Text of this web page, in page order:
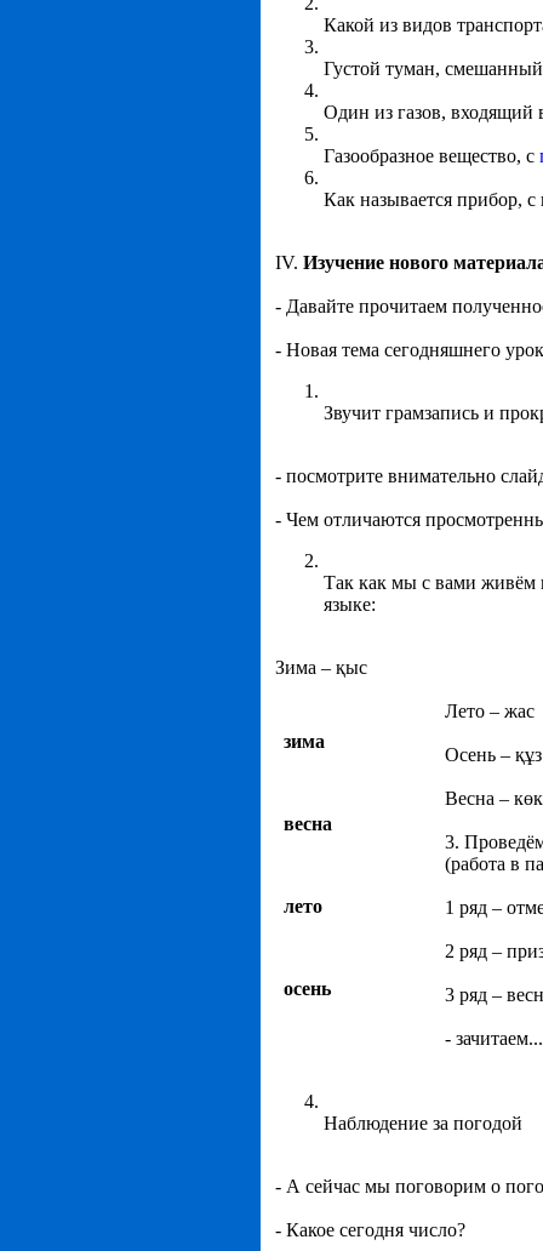
Какой из видов
Густой туман,
Один из газов, входящий
Газообразное вещество, с
Как называется прибор,
IV. Изучение нового
- Давайте прочитаем
- Новая тема сегодняшнего
Звучит грамзапись и
- посмотрите внимательно
- Чем отличаются
Так как мы с вами живём
языке:
Зима – қыс
зима
весна
лето
осень
Лето – жас
Осень – құз
Весна –
3.
(работа в
1 ряд –
2 ряд –
3 ряд –
-
Наблюдение за погодой
- А сейчас мы поговорим о
- Какое сегодня число?